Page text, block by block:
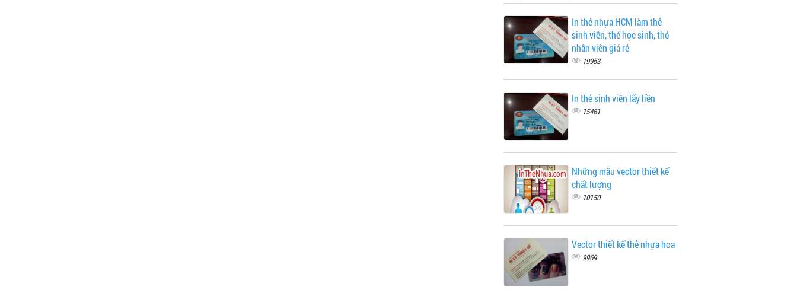
In thẻ nhựa HCM làm thẻ
sinh viên, thẻ học sinh, thẻ
nhân viên giá rẻ
19953
In thẻ sinh viên lấy liền
15461
Những mẫu vector thiết kế
chất lượng
10150
Vector thiết kế thẻ nhựa hoa
9969